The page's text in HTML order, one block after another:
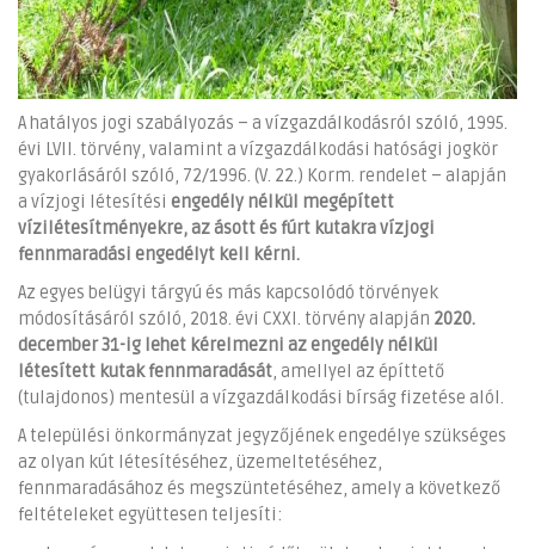
A hatályos jogi szabályozás – a vízgazdálkodásról szóló, 1995.
évi LVII. törvény, valamint a vízgazdálkodási hatósági jogkör
gyakorlásáról szóló, 72/1996. (V. 22.) Korm. rendelet – alapján
a vízjogi létesítési engedély nélkül megépített
vízilétesítményekre, az ásott és fúrt kutakra vízjogi
fennmaradási engedélyt kell kérni.
Az egyes belügyi tárgyú és más kapcsolódó törvények
módosításáról szóló, 2018. évi CXXI. törvény alapján 2020.
december 31-ig lehet kérelmezni az engedély nélkül
létesített kutak fennmaradását, amellyel az építtető
(tulajdonos) mentesül a vízgazdálkodási bírság fizetése alól.
A települési önkormányzat jegyzőjének engedélye szükséges
az olyan kút létesítéséhez, üzemeltetéséhez,
fennmaradásához és megszüntetéséhez, amely a következő
feltételeket együttesen teljesíti: